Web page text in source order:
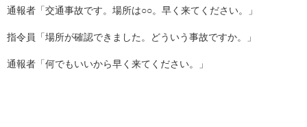
通報者「交通事故です。場所は○○。早く来てください。」
指令員「場所が確認できました。どういう事故ですか。」
通報者「何でもいいから早く来てください。」